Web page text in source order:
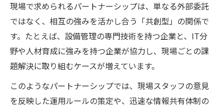
現場で求められるパートナーシップは、単なる外部委託
ではなく、相互の強みを活かし合う「共創型」の関係で
す。たとえば、設備管理の専門技術を持つ企業と、IT分
野や人材育成に強みを持つ企業が協力し、現場ごとの課
題解決に取り組むケースが増えています。
このようなパートナーシップでは、現場スタッフの意見
を反映した運用ルールの策定や、迅速な情報共有体制の